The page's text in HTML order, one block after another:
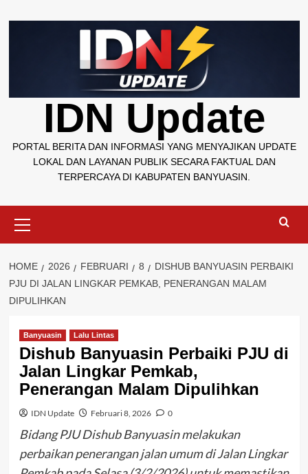
to
IDN Update
PORTAL BERITA DAN INFORMASI YANG MENYAJIKAN UPDATE
LOKAL DAN LAYANAN PUBLIK SECARA FAKTUAL DAN
TERPERCAYA DI KABUPATEN BANYUASIN.
Menu
HOME 2026 FEBRUARI 8
DISHUB BANYUASIN PERBAIKI
PJU DI JALAN LINGKAR PEMKAB, PENERANGAN MALAM
DIPULIHKAN
Banyuasin Lalu Lintas
Dishub Banyuasin Perbaiki PJU di
Jalan Lingkar Pemkab,
Penerangan Malam Dipulihkan
IDN Update Februari 8, 2026 0
Bidang PJU Dishub Banyuasin melakukan
perbaikan penerangan jalan umum di Jalan Lingkar